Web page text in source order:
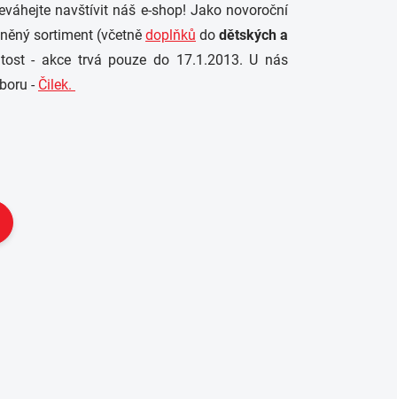
navštívit náš e-shop! Jako novoroční
sortiment (včetně doplňků do dětských a
- akce trvá pouze do 17.1.2013. U nás
- Čilek.